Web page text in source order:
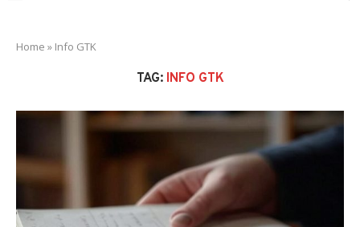
Home » Info GTK
TAG: INFO GTK